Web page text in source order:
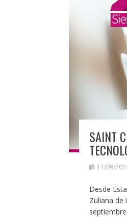
SAINT
11/09/
Desde
Zuliana